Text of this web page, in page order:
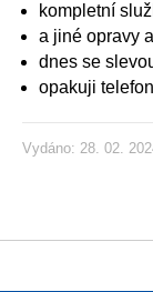
kompletní
a jiné opravy
dnes se
opakuji
Vydáno: 28. 02.